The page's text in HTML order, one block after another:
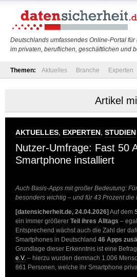
Deutschlands umfassendes Online-Portal
im privaten, beruflichen, geschäftlichen und
Themen: Aktuelles Branche Experten
Artikel
AKTUELLES, EXPERTEN, STUDIEN
Nutzer-Umfrage: Fast 50
Smartphone installiert
Auch Basis-Apps mit großer Bedeutung:
besonders wichtig – und für 43 Prozent die
[datensicherheit.de, 24.04.2026] Auf dem
ein immer größerer Teil ihres Alltags –
Entsprechend wächst auch die Zahl der
Smartphones in Deutschland 46 Apps
Grundlage dieser Erkenntnis ist eine
e.V. – hierzu wurden demnach 1.006
861 Personen, welche ihr Smartphone